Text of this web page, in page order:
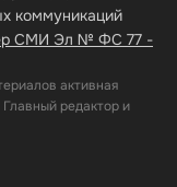
коммуникаций
СМИ Эл № ФС 77 -
активная
редактор и